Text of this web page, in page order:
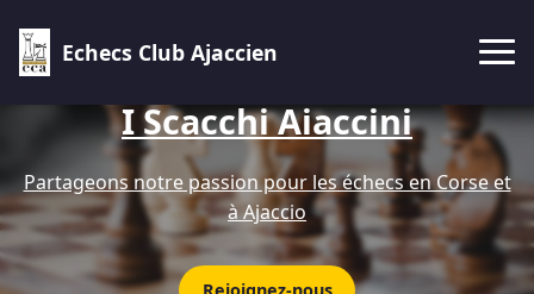
Echecs Club Ajaccien
I Scacchi Aiaccini
Partageons notre passion pour les échecs en Corse et
à Ajaccio